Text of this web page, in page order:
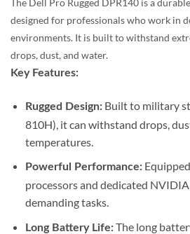
The Dell Pro Rugged DPR140 is a
designed for professionals who work in
environments. It is built to withstand
drops, dust, and water.
Key Features:
Rugged Design:Built to military
810H), it can withstand drops,
temperatures.
Powerful Performance:
processors and dedicated
demanding tasks.
Long Battery Life:The long